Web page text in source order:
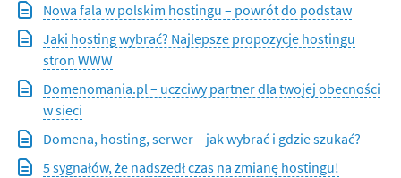
Nowa fala w polskim hostingu – powrót do podstaw
Jaki hosting wybrać? Najlepsze propozycje hostingu
stron WWW
Domenomania.pl – uczciwy partner dla twojej obecności
w sieci
Domena, hosting, serwer – jak wybrać i gdzie szukać?
5 sygnałów, że nadszedł czas na zmianę hostingu!